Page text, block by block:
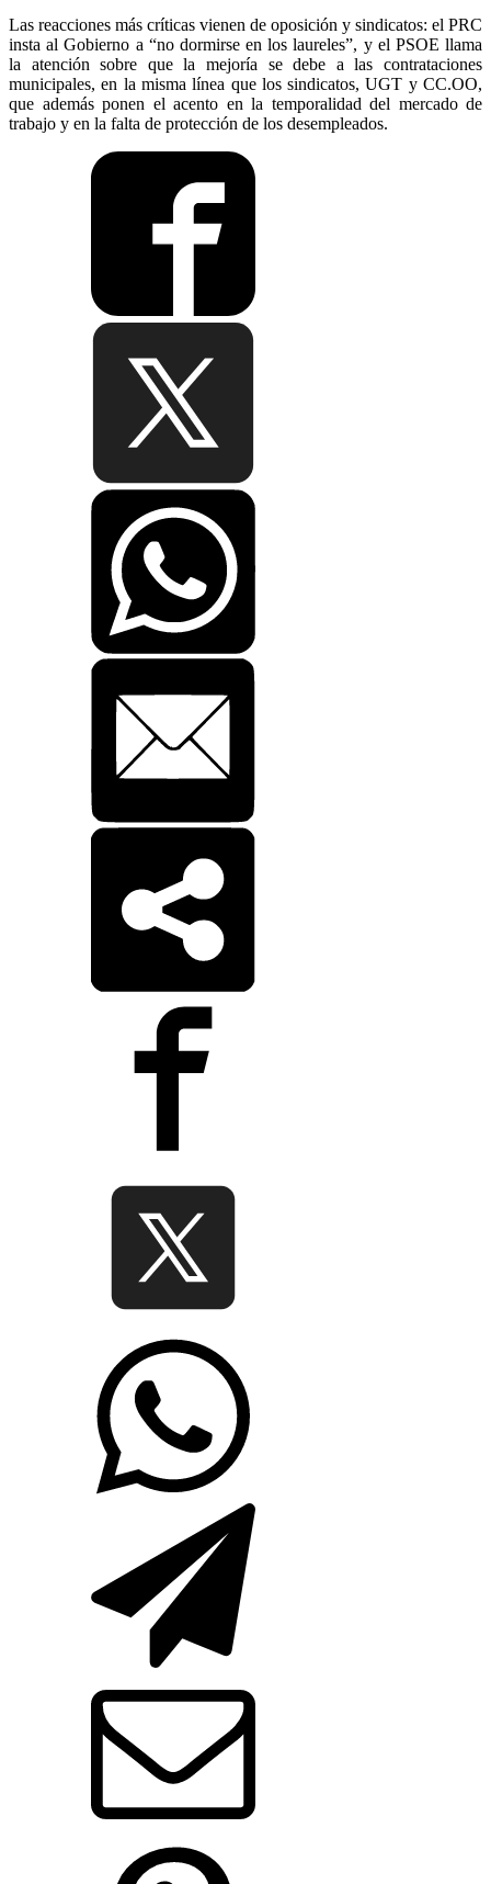
Las reacciones más críticas vienen de oposición y sindicatos: el PRC
insta al Gobierno a “no dormirse en los laureles”, y el PSOE llama
la atención sobre que la mejoría se debe a las contrataciones
municipales, en la misma línea que los sindicatos, UGT y CC.OO,
que además ponen el acento en la temporalidad del mercado de
trabajo y en la falta de protección de los desempleados.